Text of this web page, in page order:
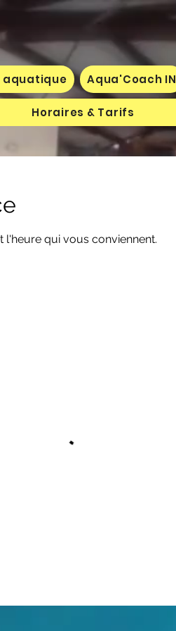
aquatique Aqua'Coach IN
Horaires & Tarifs
l'heure qui vous conviennent.